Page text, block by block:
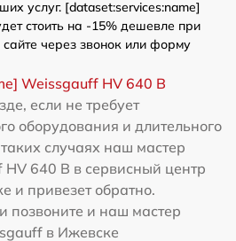
услуг. [dataset:services:name]
стоить на -15% дешевле при
через звонок или форму
Weissgauff HV 640 B
если не требует
оборудования и длительного
случаях наш мастер
640 B в сервисный центр
и привезет обратно.
позвоните и наш мастер
в Ижевске